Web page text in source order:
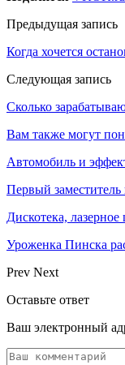
Предыдущая запись
Когда хочется
Следующая запись
Сколько
Вам также могут
Автомобиль и
Первый
Дискотека,
Уроженка Пинска
Prev Next
Оставьте ответ
Ваш электронный